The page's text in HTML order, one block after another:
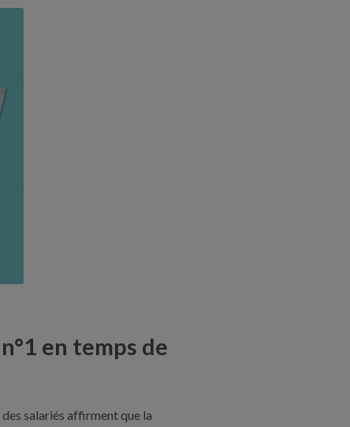
en temps de
salariés affirment que la